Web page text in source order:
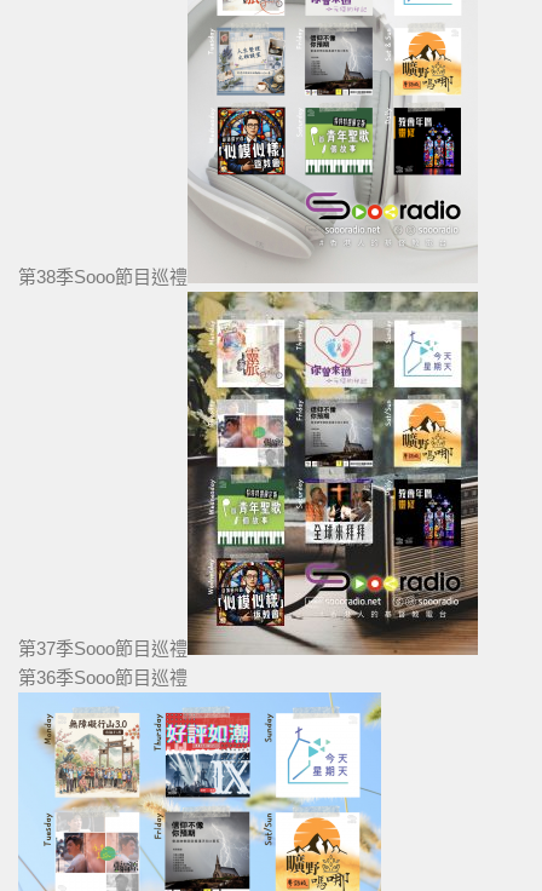
第38季Sooo節目巡禮
第37季Sooo節目巡禮
第36季Sooo節目巡禮